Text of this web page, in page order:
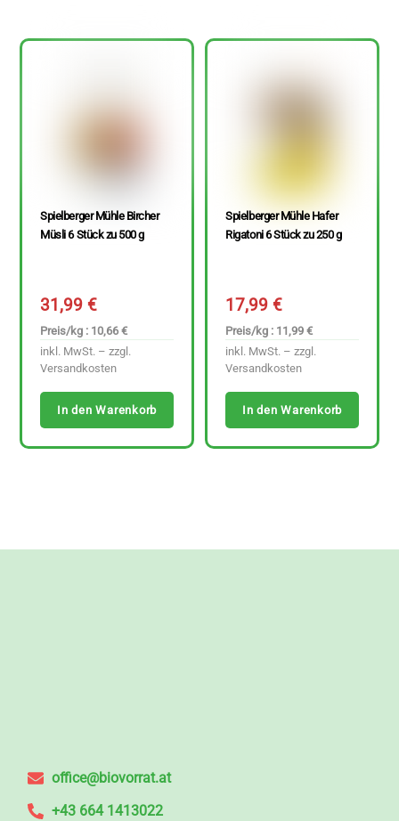
Spielberger Mühle Bircher
Müsli 6 Stück zu 500 g
31,99€
Preis/kg : 10,66 €
inkl. MwSt. – zzgl.
Versandkosten
In den Warenkorb
Spielberger Mühle Hafer
Rigatoni 6 Stück zu 250 g
17,99€
Preis/kg : 11,99 €
inkl. MwSt. – zzgl.
Versandkosten
In den Warenkorb
office@biovorrat.at
+43 664 1413022